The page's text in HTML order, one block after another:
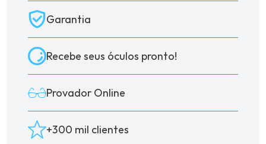
Garantia
Recebe seus óculos pronto!
Provador Online
+300 mil clientes